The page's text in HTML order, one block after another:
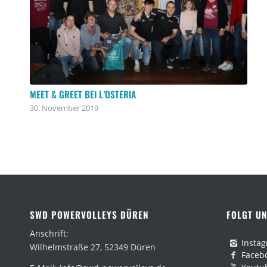
MEET & GREET BEI L’OSTERIA
30. November 2019
SWD POWERVOLLEYS DÜREN
Anschrift:
Wilhelmstraße 27, 52349 Düren
FOLGT